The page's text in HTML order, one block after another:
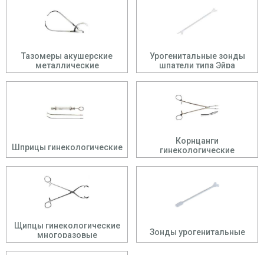
Тазомеры акушерские
металлические
Урогенитальные зонды
шпатели типа Эйра
Шприцы гинекологические
Корнцанги
гинекологические
Щипцы гинекологические
многоразовые
Зонды урогенитальные